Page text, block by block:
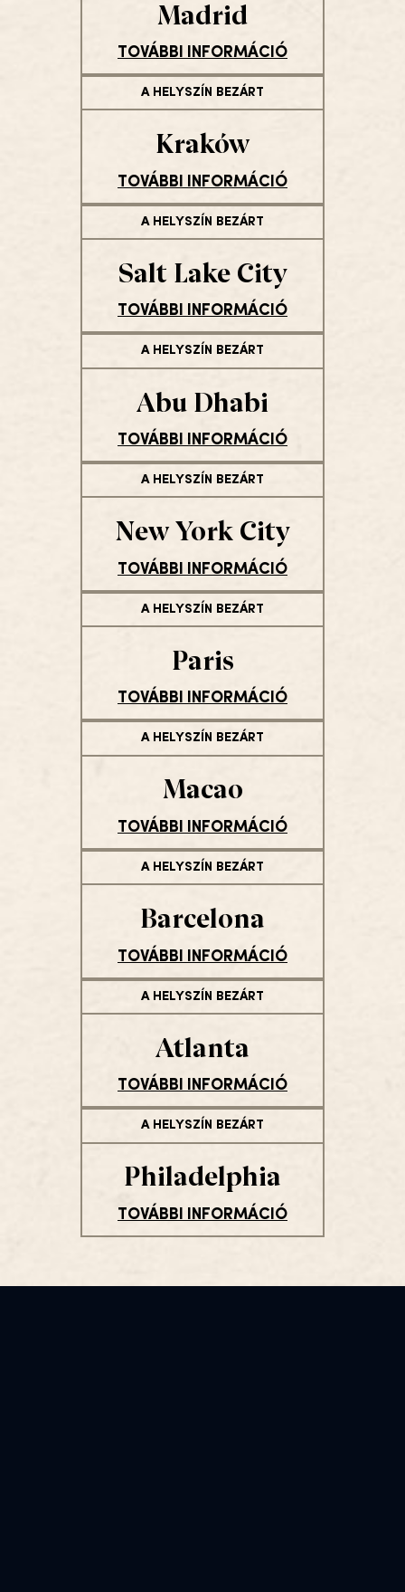
Madrid
TOVÁBBI INFORMÁCIÓ
A HELYSZÍN BEZÁRT
Kraków
TOVÁBBI INFORMÁCIÓ
A HELYSZÍN BEZÁRT
Salt Lake City
TOVÁBBI INFORMÁCIÓ
A HELYSZÍN BEZÁRT
Abu Dhabi
TOVÁBBI INFORMÁCIÓ
A HELYSZÍN BEZÁRT
New York City
TOVÁBBI INFORMÁCIÓ
A HELYSZÍN BEZÁRT
Paris
TOVÁBBI INFORMÁCIÓ
A HELYSZÍN BEZÁRT
Macao
TOVÁBBI INFORMÁCIÓ
A HELYSZÍN BEZÁRT
Barcelona
TOVÁBBI INFORMÁCIÓ
A HELYSZÍN BEZÁRT
Atlanta
TOVÁBBI INFORMÁCIÓ
A HELYSZÍN BEZÁRT
Philadelphia
TOVÁBBI INFORMÁCIÓ